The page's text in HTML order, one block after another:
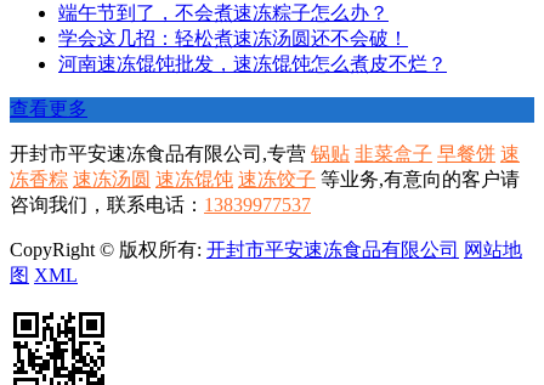
学会这几招：轻松煮速冻汤圆还不会破！
河南速冻馄饨批发，速冻馄饨怎么煮皮不烂？
开封市平安速冻食品有限公司,专营锅贴 韭菜盒子 早餐饼 速
冻香粽 速冻汤圆 速冻馄饨 速冻饺子等业务,有意向的客户请
咨询我们，联系电话：13839977537
图 XML